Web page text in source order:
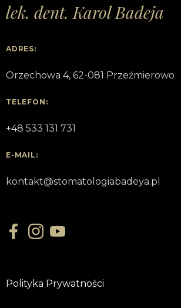
lek. dent. Karol Badeja
ADRES:
Orzechowa 4, 62-081 Przeźmierowo
TELEFON:
+48 533 131 731
E-MAIL:
kontakt@stomatologiabadeya.pl
Polityka Prywatności